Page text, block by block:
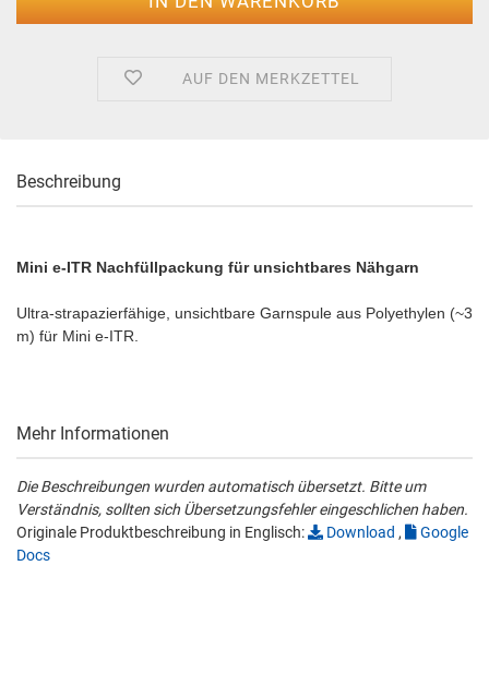
AUF DEN MERKZETTEL
Beschreibung
Mini e-ITR Nachfüllpackung für unsichtbares Nähgarn
Ultra-strapazierfähige, unsichtbare Garnspule aus Polyethylen (~3
m) für Mini e-ITR.
Mehr Informationen
Die Beschreibungen wurden automatisch übersetzt. Bitte um
Verständnis, sollten sich Übersetzungsfehler eingeschlichen haben.
Originale Produktbeschreibung in Englisch:
Download ,
Google
Docs